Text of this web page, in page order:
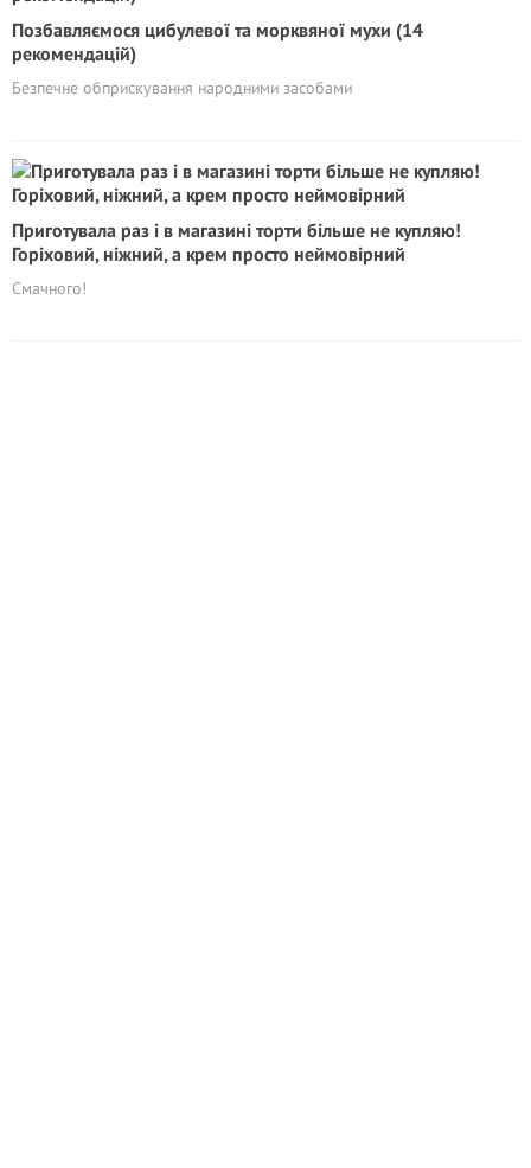
Позбавляємося цибулевої та морквяної мухи (14
рекомендацій)
Безпечне обприскування народними засобами
Приготувала раз і в магазині торти більше не купляю!
Горіховий, ніжний, а крем просто неймовірний
Смачного!